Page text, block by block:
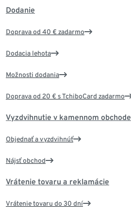
Dodanie
Doprava od 40 € zadarmo
Dodacia lehota
Možnosti dodania
Doprava od 20 € s TchiboCard zadarmo
Vyzdvihnutie v kamennom obchode
Objednať a vyzdvihnúť
Nájsť obchod
Vrátenie tovaru a reklamácie
Vrátenie tovaru do 30 dní